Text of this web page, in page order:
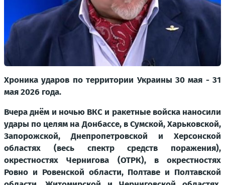
Хроника ударов по территории Украины 30 мая - 31
мая 2026 года.
Вчера днём и ночью ВКС и ракетные войска наносили
удары по целям на Донбассе, в Сумской, Харьковской,
Запорожской, Днепропетровской и Херсонской
областях (весь спектр средств поражения),
окрестностях Чернигова (ОТРК), в окрестностях
Ровно и Ровенской области, Полтаве и Полтавской